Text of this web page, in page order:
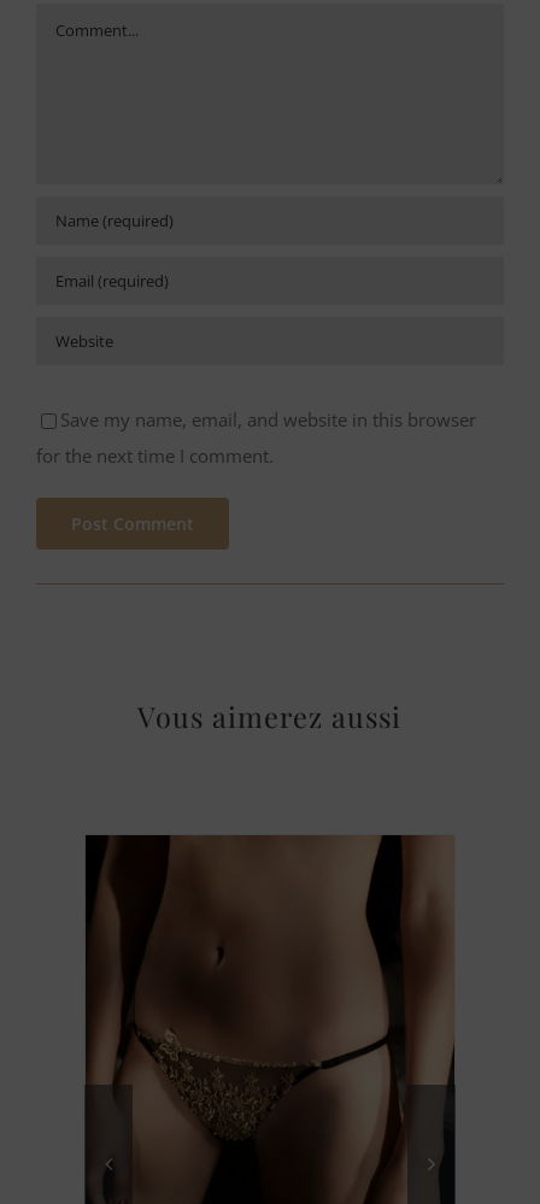
Comment
Save my name, email, and website in this browser
for the next time I comment.
Vous aimerez aussi
PRODUIT